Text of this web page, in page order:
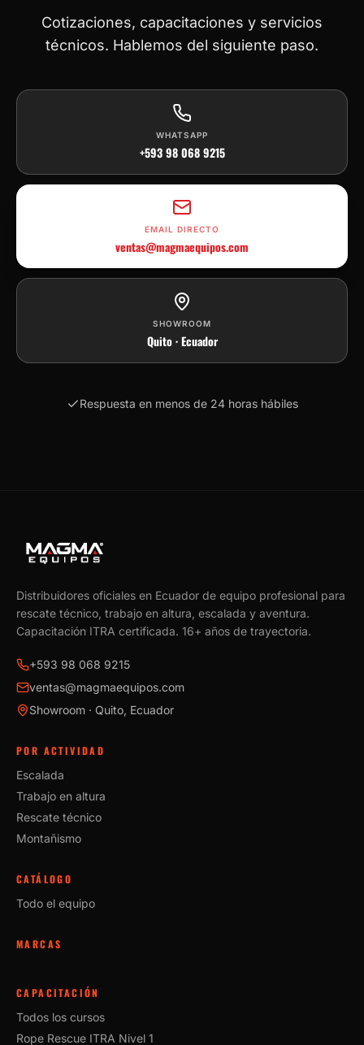
Cotizaciones, capacitaciones y servicios
técnicos. Hablemos del siguiente paso.
WHATSAPP
+593 98 068 9215
EMAIL DIRECTO
ventas@magmaequipos.com
SHOWROOM
Quito · Ecuador
Respuesta en menos de 24 horas hábiles
Distribuidores oficiales en Ecuador de equipo profesional para
rescate técnico, trabajo en altura, escalada y aventura.
Capacitación ITRA certificada. 16+ años de trayectoria.
+593 98 068 9215
ventas@magmaequipos.com
Showroom · Quito, Ecuador
POR ACTIVIDAD
Escalada
Trabajo en altura
Rescate técnico
Montañismo
CATÁLOGO
Todo el equipo
MARCAS
CAPACITACIÓN
Todos los cursos
Rope Rescue ITRA Nivel 1